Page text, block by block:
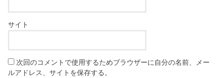
サイト
次回のコメントで使用するためブラウザーに自分の名前、メー
ルアドレス、サイトを保存する。